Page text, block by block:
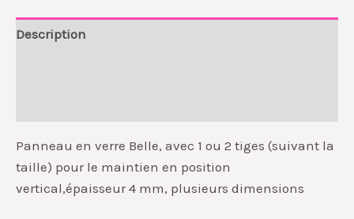
Description
Panneau en verre Belle, avec 1 ou 2 tiges (suivant la
taille) pour le maintien en position
vertical,épaisseur 4 mm, plusieurs dimensions